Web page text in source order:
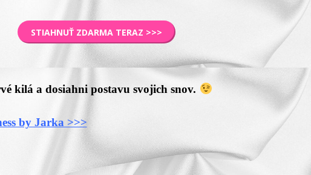
STIAHNUŤ ZDARMA TERAZ >>>
kilá a dosiahni postavu svojich snov.
by Jarka >>>